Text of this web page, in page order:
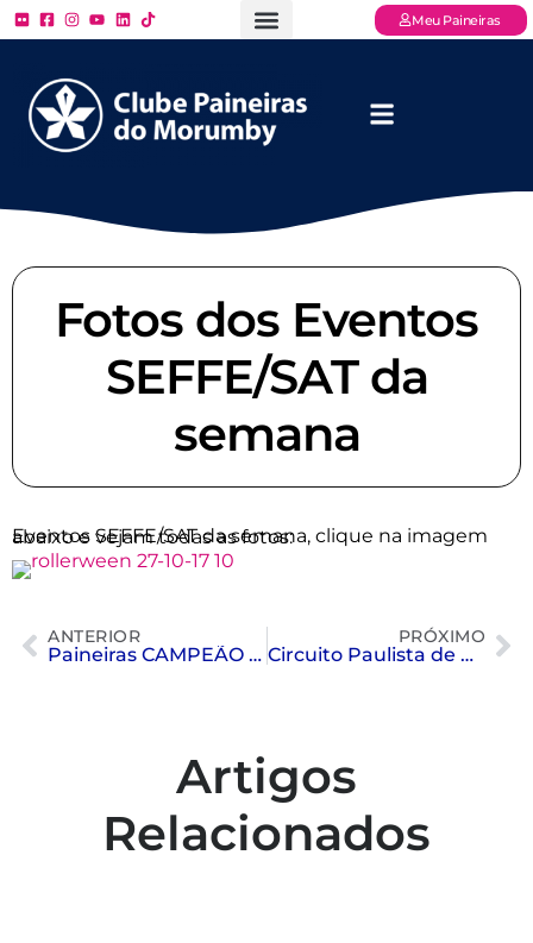
Meu Paineiras
Fotos dos Eventos
SEFFE/SAT da
semana
Eventos SEFFE/SAT da semana, clique na imagem abaixo e vejam todas as fotos:
ANTERIOR
Paineiras CAMPEÃO de tênis na categoria 5 M 3
PRÓXIMO
Circuito Paulista de Damas 2017 – Etapa do São Paulo Futebol Clube – SPFC
Artigos
Relacionados